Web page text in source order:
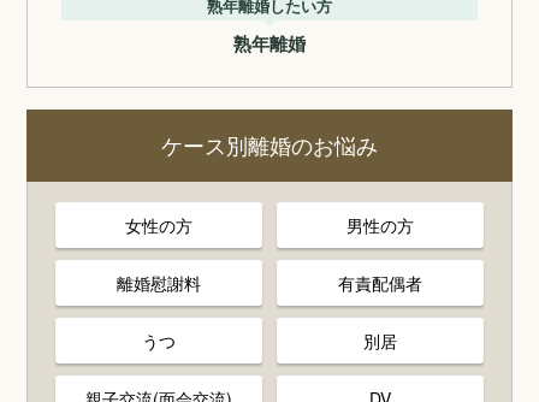
熟年離婚したい方
熟年離婚
ケース別離婚のお悩み
女性の方 男性の方
離婚慰謝料 有責配偶者
うつ 別居